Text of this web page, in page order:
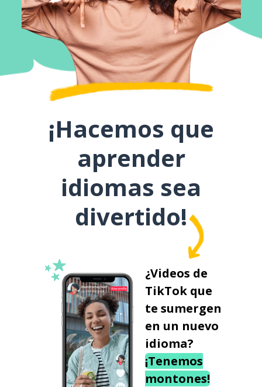
¡Hacemos que
aprender
idiomas sea
divertido!
¿Videos de
TikTok que
te sumergen
en un nuevo
idioma?
¡Tenemos
montones!